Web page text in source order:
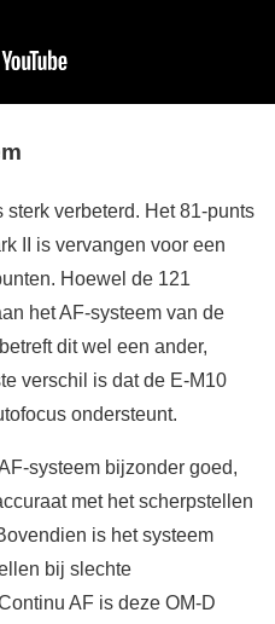
verbeterd. Het 81-punts
II is vervangen voor een
Hoewel de 121
het AF-systeem van de
dit wel een ander,
verschil is dat de E-M10
ondersteunt.
systeem bijzonder goed,
met het scherpstellen
is het systeem
bij slechte
AF is deze OM-D